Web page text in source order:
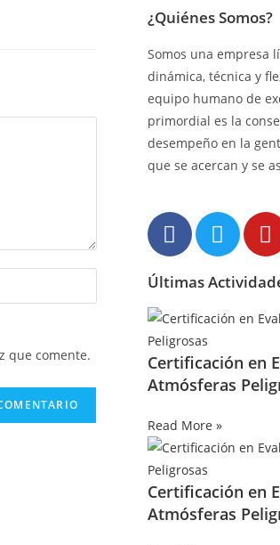
que comente.
¿Quiénes Somos?
Somos una empresa
dinámica, técnica y
equipo humano de
primordial es la
desempeño en la
que se acercan y se
Últimas
Certificación en
Atmósferas
Read More »
Certificación en
Atmósferas